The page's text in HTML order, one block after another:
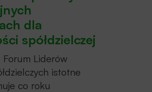
geopolitycznym
Wnioski
osiągnięć
wyzwania prawne
dla bankowości
dla
spółdzielczej
Liderów
istotne
co roku